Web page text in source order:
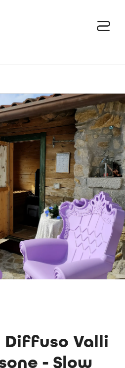
Diffuso Valli
- Slow